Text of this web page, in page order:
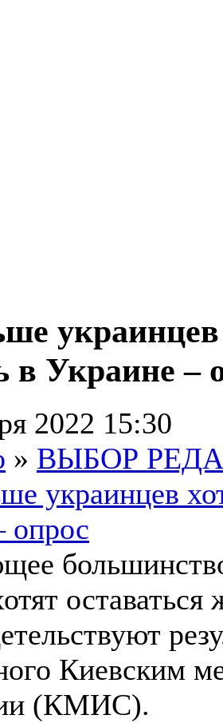
в Украине –
2022 15:30
» ВЫБОР
Киевским
(КМИС).